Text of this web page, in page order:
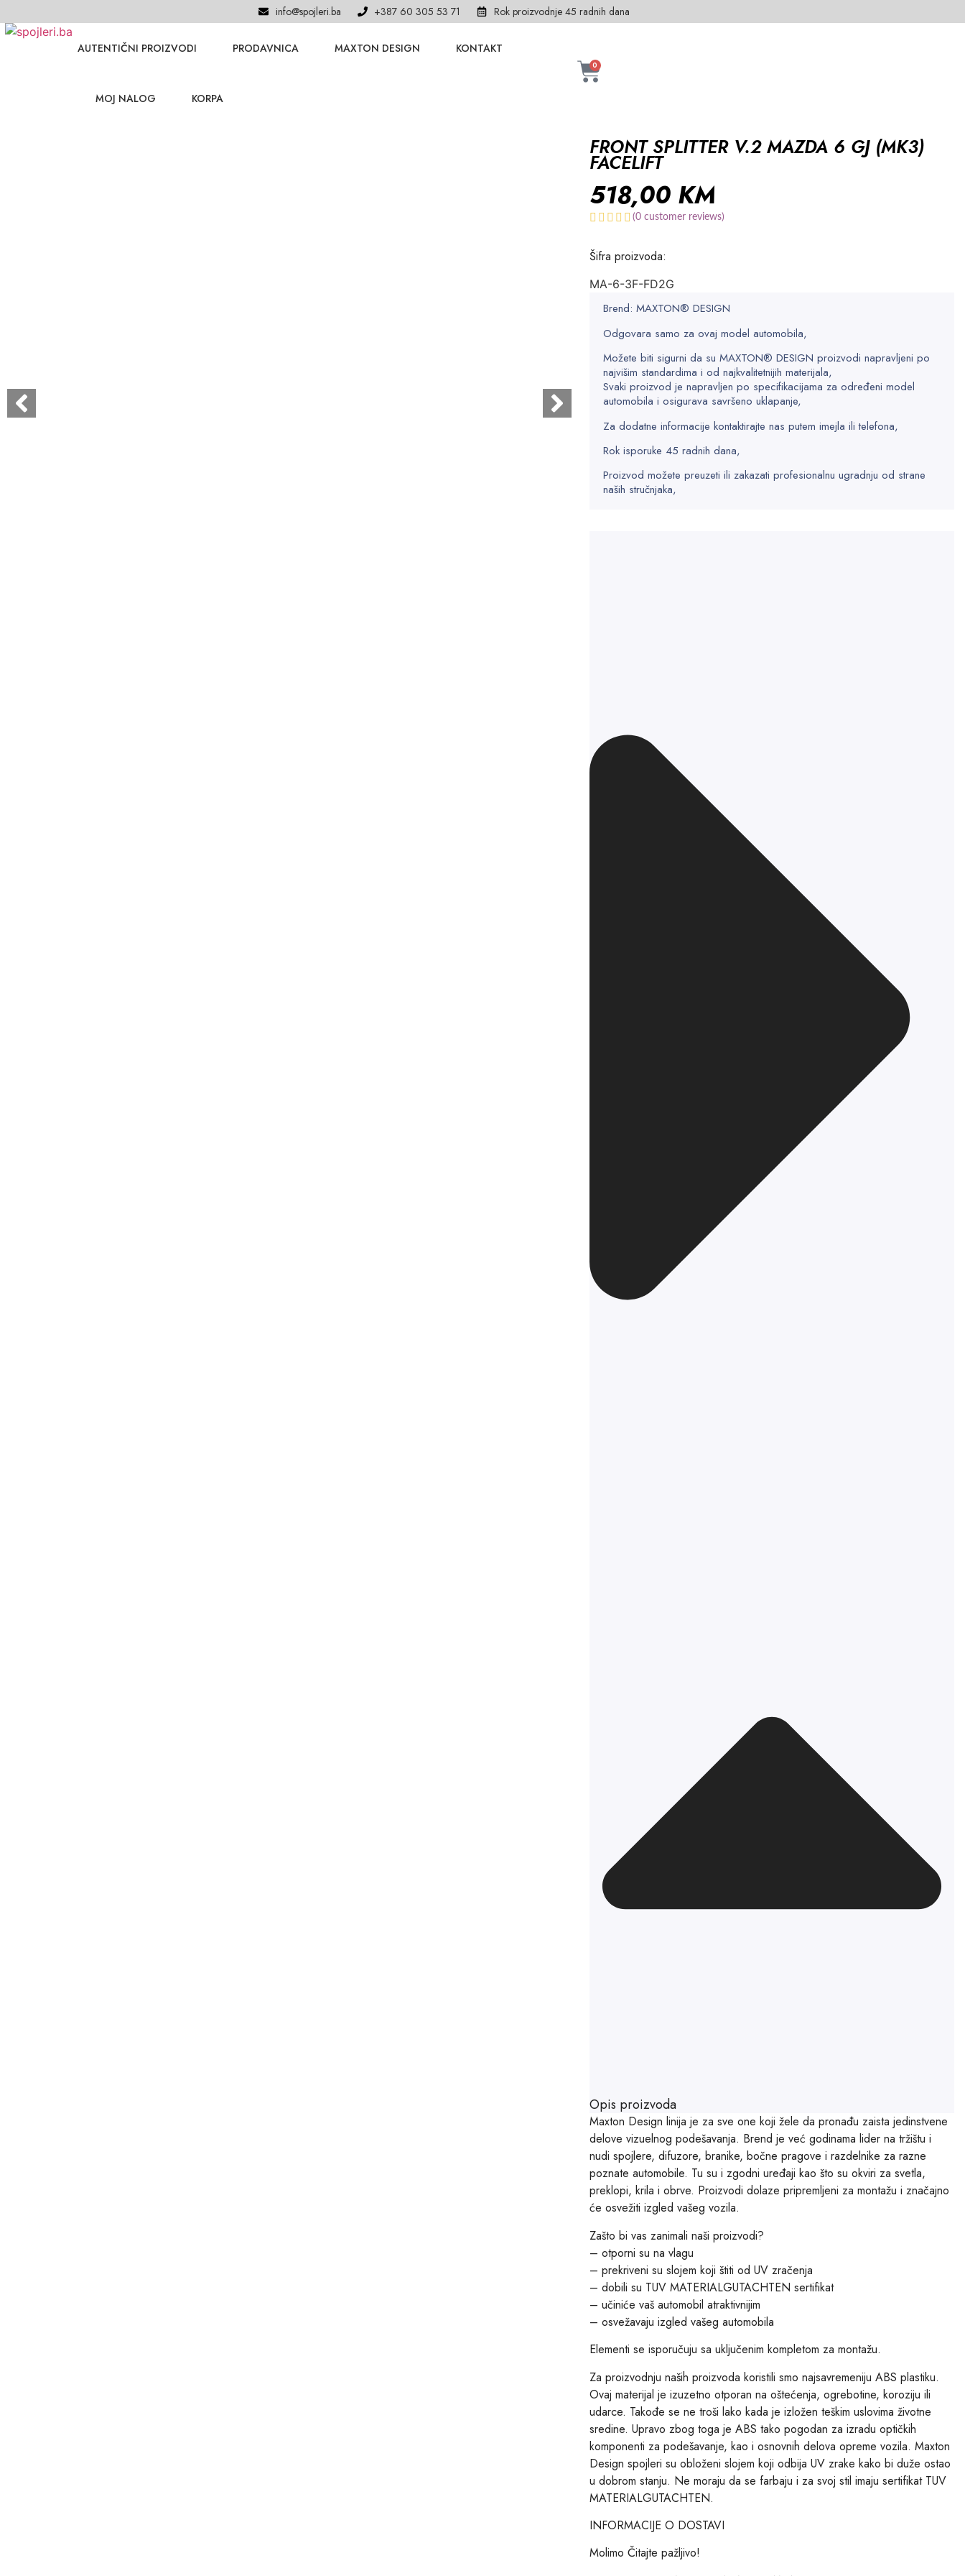
info@spojleri.ba +387 60 305 53 71 Rok proizvodnje 45 radnih dana
AUTENTIČNI PROIZVODI PRODAVNICA MAXTON DESIGN KONTAKT
MOJ NALOG KORPA
0
FRONT SPLITTER V.2 MAZDA 6 GJ (MK3)
FACELIFT
518,00 KM
(0 customer reviews)
Šifra proizvoda:
MA-6-3F-FD2G
Brend: MAXTON® DESIGN
Odgovara samo za ovaj model automobila,
Možete biti sigurni da su MAXTON® DESIGN proizvodi napravljeni po
najvišim standardima i od najkvalitetnijih materijala,
Svaki proizvod je napravljen po specifikacijama za određeni model
automobila i osigurava savršeno uklapanje,
Za dodatne informacije kontaktirajte nas putem imejla ili telefona,
Rok isporuke 45 radnih dana,
Proizvod možete preuzeti ili zakazati profesionalnu ugradnju od strane
naših stručnjaka,
Opis proizvoda
Maxton Design linija je za sve one koji žele da pronađu zaista jedinstvene
delove vizuelnog podešavanja. Brend je već godinama lider na tržištu i
nudi spojlere, difuzore, branike, bočne pragove i razdelnike za razne
poznate automobile. Tu su i zgodni uređaji kao što su okviri za svetla,
preklopi, krila i obrve. Proizvodi dolaze pripremljeni za montažu i značajno
će osvežiti izgled vašeg vozila.
Zašto bi vas zanimali naši proizvodi?
– otporni su na vlagu
– prekriveni su slojem koji štiti od UV zračenja
– dobili su TUV MATERIALGUTACHTEN sertifikat
– učiniće vaš automobil atraktivnijim
– osvežavaju izgled vašeg automobila
Elementi se isporučuju sa uključenim kompletom za montažu.
Za proizvodnju naših proizvoda koristili smo najsavremeniju ABS plastiku.
Ovaj materijal je izuzetno otporan na oštećenja, ogrebotine, koroziju ili
udarce. Takođe se ne troši lako kada je izložen teškim uslovima životne
sredine. Upravo zbog toga je ABS tako pogodan za izradu optičkih
komponenti za podešavanje, kao i osnovnih delova opreme vozila. Maxton
Design spojleri su obloženi slojem koji odbija UV zrake kako bi duže ostao
u dobrom stanju. Ne moraju da se farbaju i za svoj stil imaju sertifikat TUV
MATERIALGUTACHTEN.
INFORMACIJE O DOSTAVI
Molimo Čitajte pažljivo!